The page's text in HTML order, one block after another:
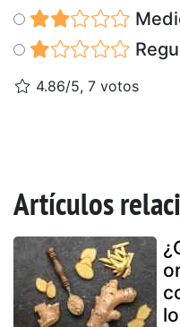
4.86/5, 7 votos
Artículos